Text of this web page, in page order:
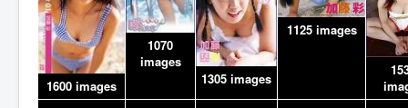
1600 images
1070
images
1305 images
1125 images